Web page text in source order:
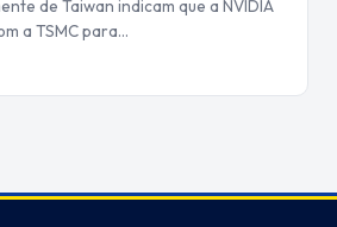
de Taiwan indicam que a NVIDIA
a TSMC para…